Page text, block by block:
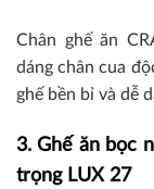
Chân ghế ăn
dáng chân cua
ghế bền bỉ và dễ
3. Ghế ăn bọc
trọng LUX 27